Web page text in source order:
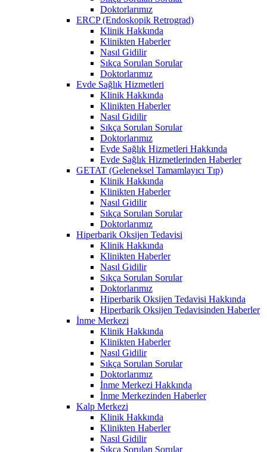
Doktorlarımız
ERCP (Endoskopik Retrograd)
Klinik Hakkında
Klinikten Haberler
Nasıl Gidilir
Sıkça Sorulan Sorular
Doktorlarımız
Evde Sağlık Hizmetleri
Klinik Hakkında
Klinikten Haberler
Nasıl Gidilir
Sıkça Sorulan Sorular
Doktorlarımız
Evde Sağlık Hizmetleri Hakkında
Evde Sağlık Hizmetlerinden Haberler
GETAT (Geleneksel Tamamlayıcı Tıp)
Klinik Hakkında
Klinikten Haberler
Nasıl Gidilir
Sıkça Sorulan Sorular
Doktorlarımız
Hiperbarik Oksijen Tedavisi
Klinik Hakkında
Klinikten Haberler
Nasıl Gidilir
Sıkça Sorulan Sorular
Doktorlarımız
Hiperbarik Oksijen Tedavisi Hakkında
Hiperbarik Oksijen Tedavisinden Haberler
İnme Merkezi
Klinik Hakkında
Klinikten Haberler
Nasıl Gidilir
Sıkça Sorulan Sorular
Doktorlarımız
İnme Merkezi Hakkında
İnme Merkezinden Haberler
Kalp Merkezi
Klinik Hakkında
Klinikten Haberler
Nasıl Gidilir
Sıkça Sorulan Sorular